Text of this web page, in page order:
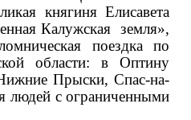
княгиня Елисавета
Калужская земля»,
поездка по
области: в Оптину
Прыски, Спас-на-
людей с ограниченными